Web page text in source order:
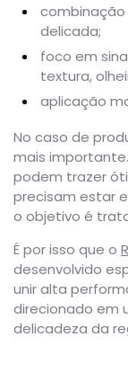
delicada;
foco em
textura,
aplicação
No caso de
mais
podem trazer
precisam estar
o objetivo é
É por isso que o
desenvolvido
unir alta
direcionado em
delicadeza da